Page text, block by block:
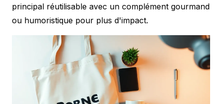
principal réutilisable avec un complément gourmand
ou humoristique pour plus d'impact.